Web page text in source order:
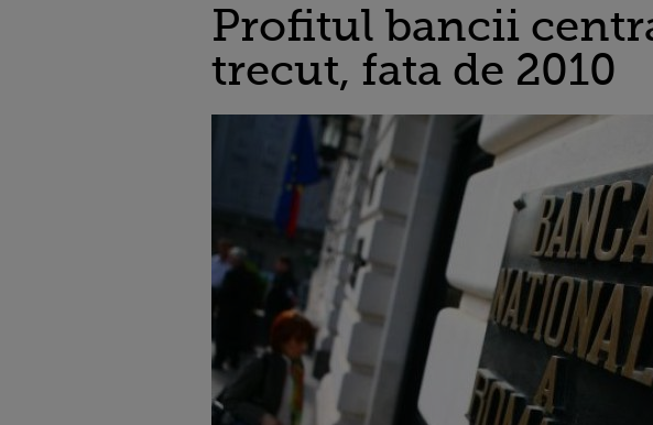
Profitul bancii
trecut, fata de 2010